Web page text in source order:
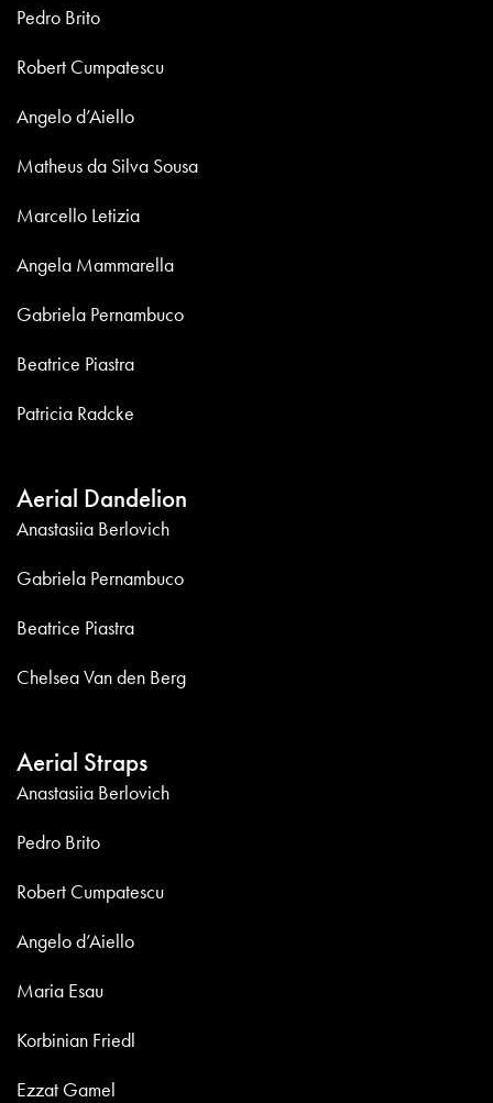
Pedro Brito
Robert Cumpatescu
Angelo d’Aiello
Matheus da Silva Sousa
Marcello Letizia
Angela Mammarella
Gabriela Pernambuco
Beatrice Piastra
Patricia Radcke
Aerial Dandelion
Anastasiia Berlovich
Gabriela Pernambuco
Beatrice Piastra
Chelsea Van den Berg
Aerial Straps
Anastasiia Berlovich
Pedro Brito
Robert Cumpatescu
Angelo d’Aiello
Maria Esau
Korbinian Friedl
Ezzat Gamel